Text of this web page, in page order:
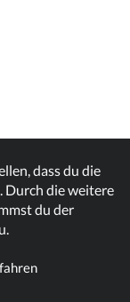
dass du die
Durch die weitere
du der